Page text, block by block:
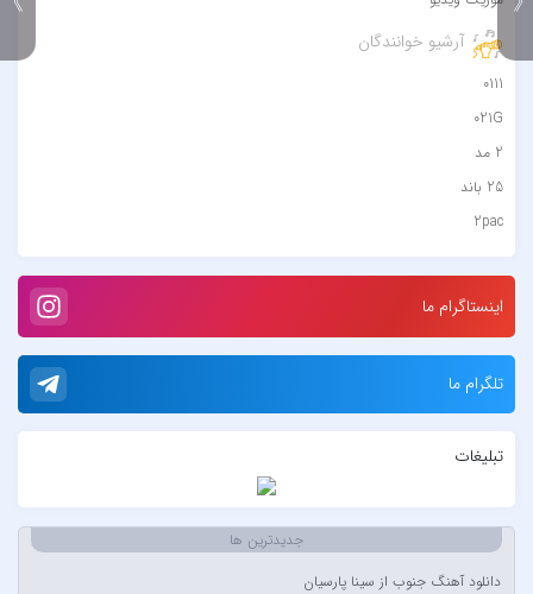
آرشیو خوانندگان
0111
021G
2 مد
25 باند
2pac
ABEGI
Afra
Ahmadreza Habibiyan
Alexandra Stan
اینستاگرام ما
تلگرام ما
تبلیغات
جدیدترین ها
دانلود آهنگ جنوب از سینا پارسیان